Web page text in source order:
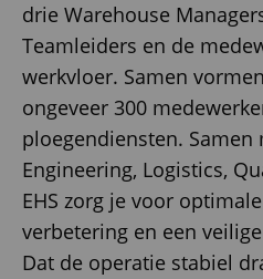
drie Warehouse
Teamleiders en de
werkvloer. Samen
ongeveer 300
ploegendiensten.
Engineering, Logistics,
EHS zorg je voor
verbetering en een
Dat de operatie stabiel